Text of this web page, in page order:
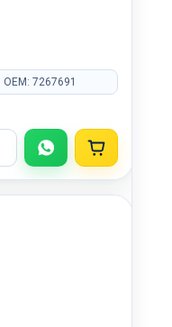
OEM: 7267691